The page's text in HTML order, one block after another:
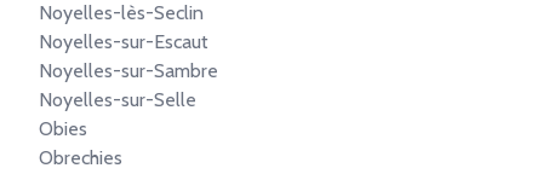
Noyelles-lès-Seclin
Noyelles-sur-Escaut
Noyelles-sur-Sambre
Noyelles-sur-Selle
Obies
Obrechies